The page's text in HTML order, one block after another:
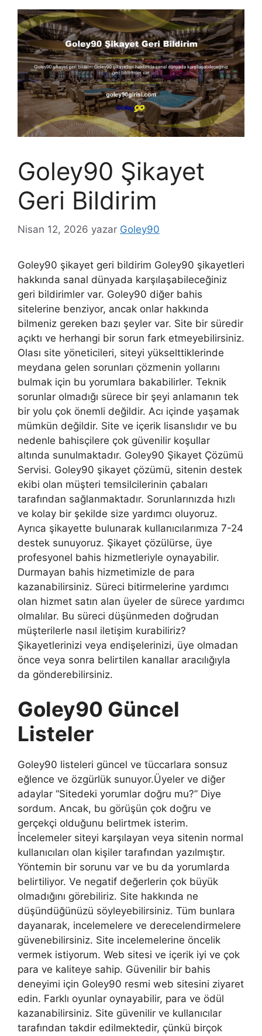
Goley90 Şikayet
Geri Bildirim
Nisan 12, 2026 yazar Goley90
Goley90 şikayet geri bildirim Goley90 şikayetleri
hakkında sanal dünyada karşılaşabileceğiniz
geri bildirimler var. Goley90 diğer bahis
sitelerine benziyor, ancak onlar hakkında
bilmeniz gereken bazı şeyler var. Site bir süredir
açıktı ve herhangi bir sorun fark etmeyebilirsiniz.
Olası site yöneticileri, siteyi yükselttiklerinde
meydana gelen sorunları çözmenin yollarını
bulmak için bu yorumlara bakabilirler. Teknik
sorunlar olmadığı sürece bir şeyi anlamanın tek
bir yolu çok önemli değildir. Acı içinde yaşamak
mümkün değildir. Site ve içerik lisanslıdır ve bu
nedenle bahisçilere çok güvenilir koşullar
altında sunulmaktadır. Goley90 Şikayet Çözümü
Servisi. Goley90 şikayet çözümü, sitenin destek
ekibi olan müşteri temsilcilerinin çabaları
tarafından sağlanmaktadır. Sorunlarınızda hızlı
ve kolay bir şekilde size yardımcı oluyoruz.
Ayrıca şikayette bulunarak kullanıcılarımıza 7-24
destek sunuyoruz. Şikayet çözülürse, üye
profesyonel bahis hizmetleriyle oynayabilir.
Durmayan bahis hizmetimizle de para
kazanabilirsiniz. Süreci bitirmelerine yardımcı
olan hizmet satın alan üyeler de sürece yardımcı
olmalılar. Bu süreci düşünmeden doğrudan
müşterilerle nasıl iletişim kurabiliriz?
Şikayetlerinizi veya endişelerinizi, üye olmadan
önce veya sonra belirtilen kanallar aracılığıyla
da gönderebilirsiniz.
Goley90 Güncel
Listeler
Goley90 listeleri güncel ve tüccarlara sonsuz
eğlence ve özgürlük sunuyor.Üyeler ve diğer
adaylar “Sitedeki yorumlar doğru mu?” Diye
sordum. Ancak, bu görüşün çok doğru ve
gerçekçi olduğunu belirtmek isterim.
İncelemeler siteyi karşılayan veya sitenin normal
kullanıcıları olan kişiler tarafından yazılmıştır.
Yöntemin bir sorunu var ve bu da yorumlarda
belirtiliyor. Ve negatif değerlerin çok büyük
olmadığını görebiliriz. Site hakkında ne
düşündüğünüzü söyleyebilirsiniz. Tüm bunlara
dayanarak, incelemelere ve derecelendirmelere
güvenebilirsiniz. Site incelemelerine öncelik
vermek istiyorum. Web sitesi ve içerik iyi ve çok
para ve kaliteye sahip. Güvenilir bir bahis
deneyimi için Goley90 resmi web sitesini ziyaret
edin. Farklı oyunlar oynayabilir, para ve ödül
kazanabilirsiniz. Site güvenilir ve kullanıcılar
tarafından takdir edilmektedir, çünkü birçok